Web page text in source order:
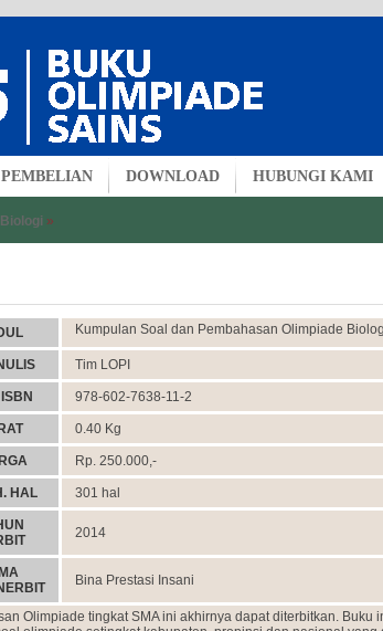
DOWNLOAD HUBUNGI KAMI
»
Kumpulan Soal dan Pembahasan Olimpiade
Tim LOPI
978-602-7638-11-2
0.40 Kg
Rp. 250.000,-
HAL 301 hal
2014
Bina Prestasi Insani
Olimpiade tingkat SMA ini akhirnya dapat diterbitkan. Buku